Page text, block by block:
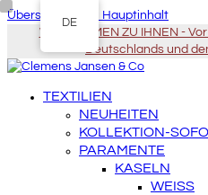
Überspringen zu Hauptinhalt
WIR KOMMEN ZU IHNEN -
Deutschlands und
TEXTILIEN
NEUHEITEN
KOLLEKTION-
PARAMENTE
KASELN
WEISS
DE